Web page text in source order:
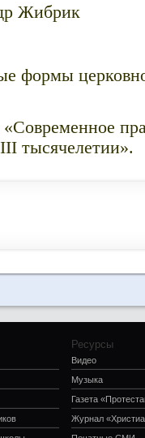
Жибрик
формы
тысячелетии».
Ресурсы
Видео
Музыка
Газета
Журнал